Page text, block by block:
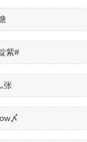
紫#
张
〆